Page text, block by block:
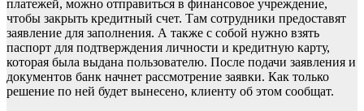
платежей, можно отправиться в финансовое учреждение,
чтобы закрыть кредитный счет. Там сотрудники предоставят
заявление для заполнения. А также с собой нужно взять
паспорт для подтверждения личности и кредитную карту,
которая была выдана пользователю. После подачи заявления и
документов банк начнет рассмотрение заявки. Как только
решение по ней будет вынесено, клиенту об этом сообщат.